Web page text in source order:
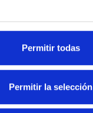
Permitir todas
Permitir la selección
REFINAR